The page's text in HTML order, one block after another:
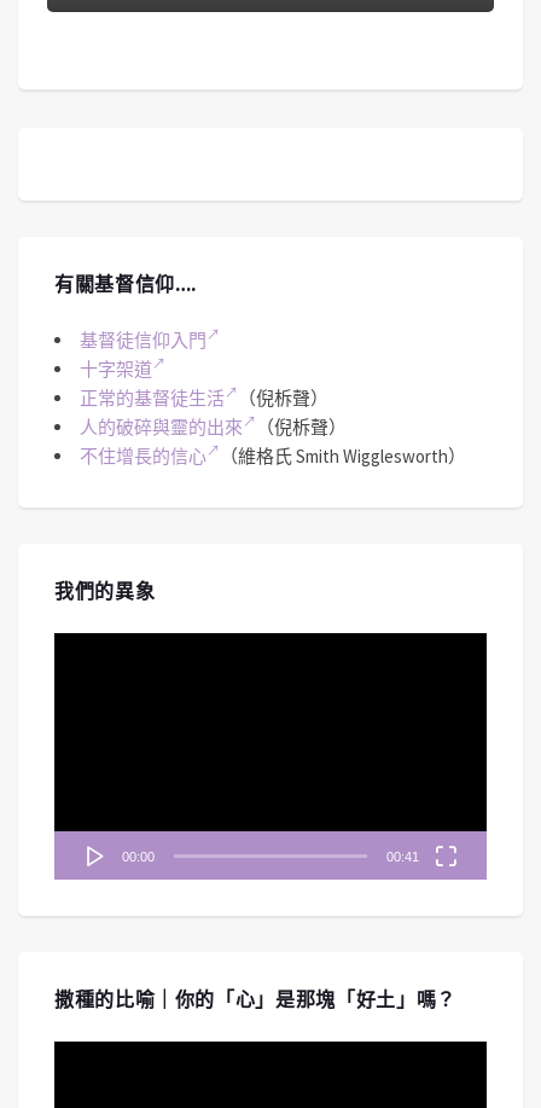
有關基督信仰….
基督徒信仰入門
十字架道
正常的基督徒生活
（倪柝聲）
人的破碎與靈的出來
（倪柝聲）
不住增長的信心
（維格氏 Smith Wigglesworth）
我們的異象
00:00 00:41
撒種的比喻｜你的「心」是那塊「好土」嗎？